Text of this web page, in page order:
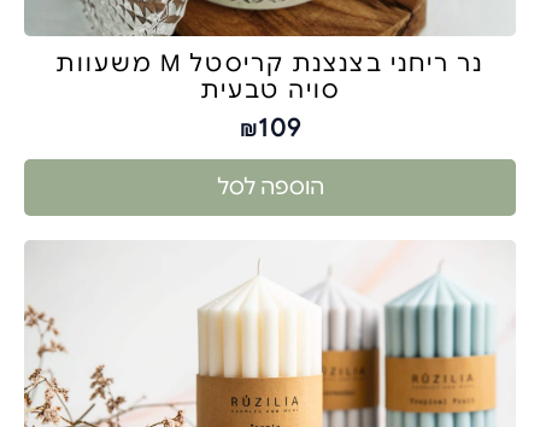
נר ריחני בצנצנת קריסטל M משעוות
סויה טבעית
₪109
הוספה לסל